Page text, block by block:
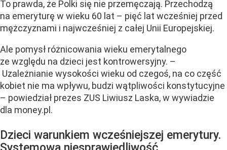
To prawda, że Polki się nie przemęczają. Przechodzą
na emeryturę w wieku 60 lat – pięć lat wcześniej przed
mężczyznami i najwcześniej z całej Unii Europejskiej.
Ale pomysł różnicowania wieku emerytalnego
ze względu na dzieci jest kontrowersyjny. –
Uzależnianie wysokości wieku od czegoś, na co część
kobiet nie ma wpływu, budzi wątpliwości konstytucyjne
– powiedział prezes ZUS Liwiusz Laska, w wywiadzie
dla money.pl.
Dzieci warunkiem wcześniejszej emerytury.